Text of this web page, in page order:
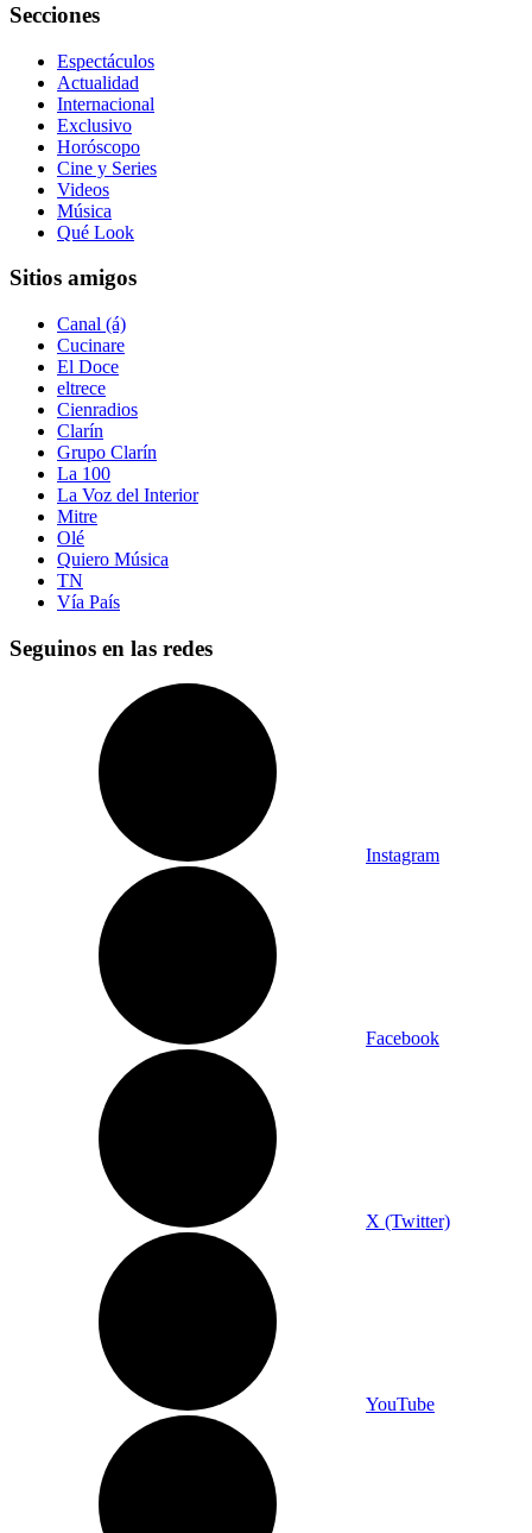
Secciones
Espectáculos
Actualidad
Internacional
Exclusivo
Horóscopo
Cine y Series
Videos
Música
Qué Look
Sitios amigos
Canal (á)
Cucinare
El Doce
eltrece
Cienradios
Clarín
Grupo Clarín
La 100
La Voz del Interior
Mitre
Olé
Quiero Música
TN
Vía País
Seguinos en las redes
Instagram
Facebook
X (Twitter)
YouTube